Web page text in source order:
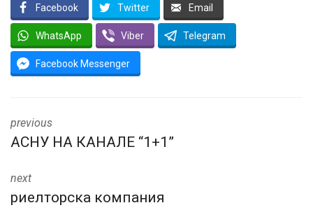
Facebook Twitter Email
WhatsApp Viber Telegram
Facebook Messenger
previous
АСНУ НА КАНАЛЕ “1+1”
next
риелторска компания